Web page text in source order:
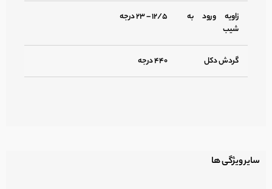
زاویه ورود به
شیب
گردش دکل
سایر ویژگی ها